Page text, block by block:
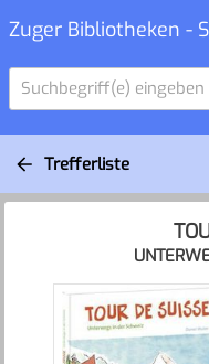
Zuger Bibliotheken -
Suchbegriff(e) eingeben
Trefferliste